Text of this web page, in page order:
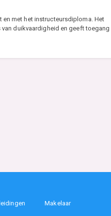
met het instructeursdiploma. Het
duikvaardigheid en geeft toegang
Makelaar